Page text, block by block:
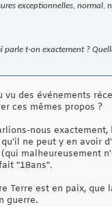
exceptionnelles, normal,
parle t-on exactement ?
vu des événements
ces mêmes propos ?
nous
ne peut y en avoir
malheureusement
"18ans".
Terre est en paix,
guerre.